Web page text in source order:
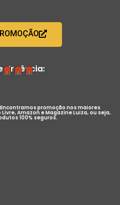
Urgência:
promoção nos maiores
Amazon e Magazine Luiza, ou seja,
100% seguros.